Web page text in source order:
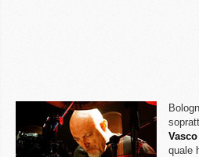
quale